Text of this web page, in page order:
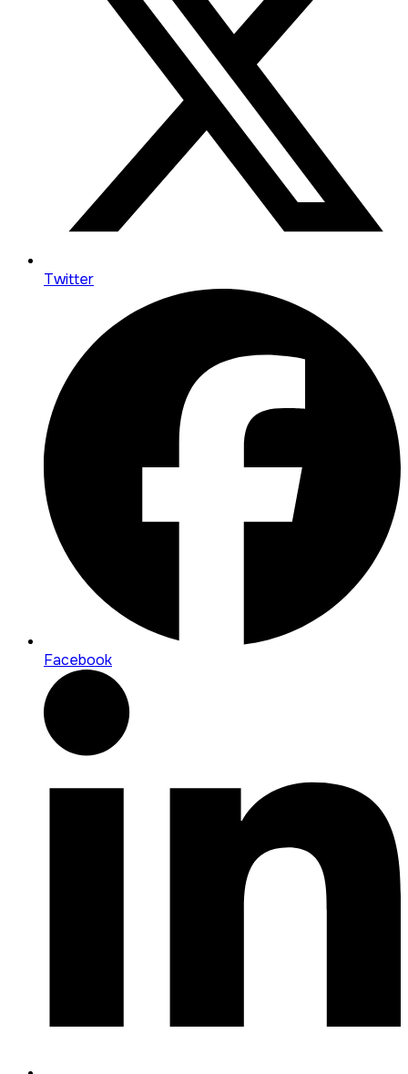
Twitter
Facebook